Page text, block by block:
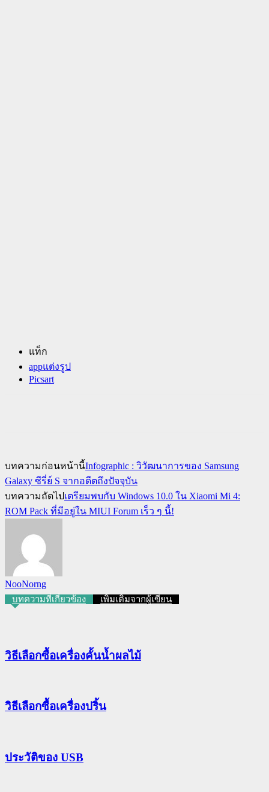
แท็ก
appแต่งรูป
Picsart
บทความก่อนหน้านี้Infographic : วิวัฒนาการของ Samsung
Galaxy ซีรี่ย์ S จากอดีตถึงปัจจุบัน
บทความถัดไปเตรียมพบกับ Windows 10.0 ใน Xiaomi Mi 4:
ROM Pack ที่มีอยู่ใน MIUI Forum เร็ว ๆ นี้!
NooNorng
บทความที่เกี่ยวข้อง เพิ่มเติมจากผู้เขียน
วิธีเลือกซื้อเครื่องคั้นน้ำผลไม้
วิธีเลือกซื้อเครื่องปริ้น
ประวัติของ USB